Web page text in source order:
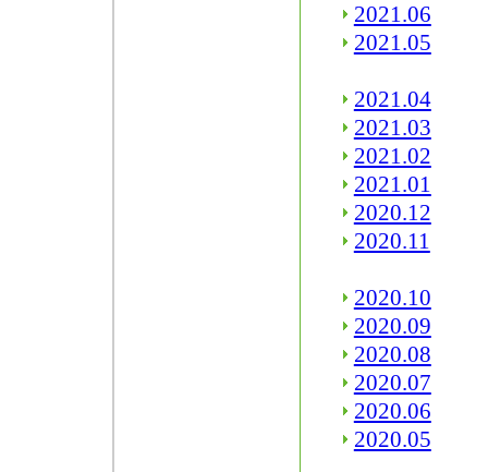
2021.06
2021.05
2021.04
2021.03
2021.02
2021.01
2020.12
2020.11
2020.10
2020.09
2020.08
2020.07
2020.06
2020.05